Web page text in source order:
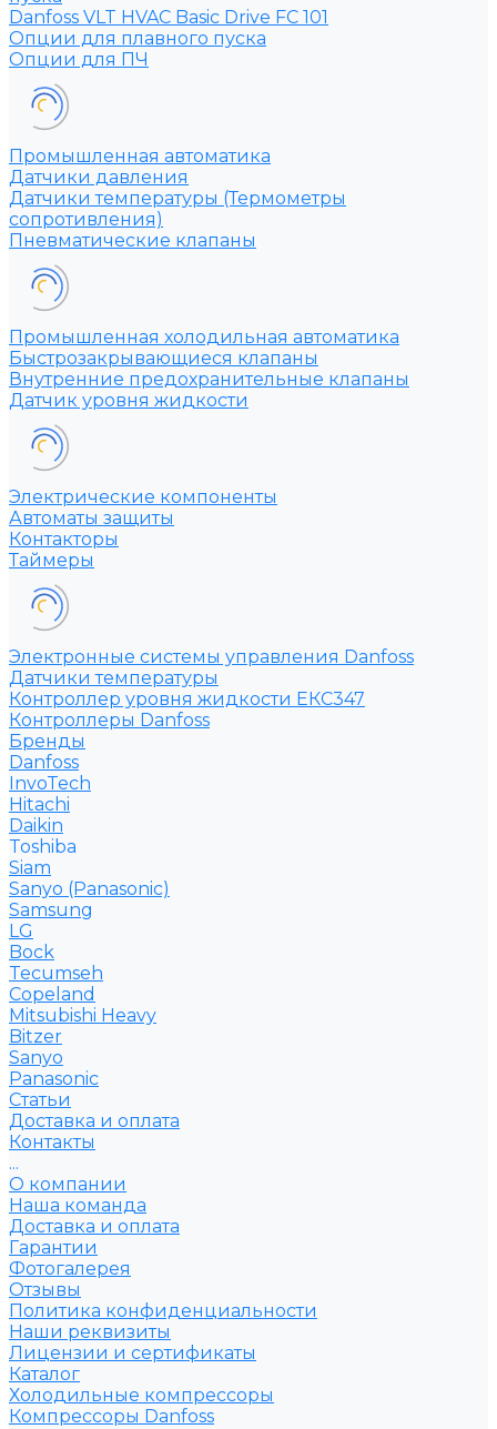
Danfoss VLT HVAC Basic Drive FC 101
Опции для плавного пуска
Опции для ПЧ
Промышленная автоматика
Датчики давления
Датчики температуры (Термометры
сопротивления)
Пневматические клапаны
Промышленная холодильная автоматика
Быстрозакрывающиеся клапаны
Внутренние предохранительные клапаны
Датчик уровня жидкости
Электрические компоненты
Автоматы защиты
Контакторы
Таймеры
Электронные системы управления Danfoss
Датчики температуры
Контроллер уровня жидкости ЕКС347
Контроллеры Danfoss
Бренды
Danfoss
InvoTech
Hitachi
Daikin
Toshiba
Siam
Sanyo (Panasonic)
Samsung
LG
Bock
Tecumseh
Copeland
Mitsubishi Heavy
Bitzer
Sanyo
Рanasonic
Статьи
Доставка и оплата
Контакты
...
О компании
Наша команда
Доставка и оплата
Гарантии
Фотогалерея
Отзывы
Политика конфиденциальности
Наши реквизиты
Лицензии и сертификаты
Каталог
Холодильные компрессоры
Компрессоры Danfoss